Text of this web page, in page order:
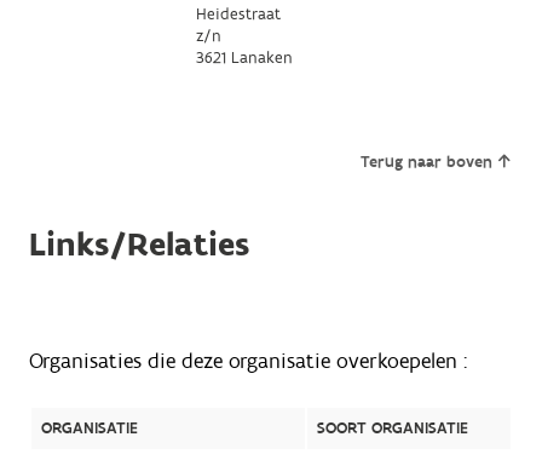
Heidestraat
z/n
3621 Lanaken
Terug naar boven
Links/Relaties
Organisaties die deze organisatie overkoepelen :
ORGANISATIE
SOORT ORGANISATIE